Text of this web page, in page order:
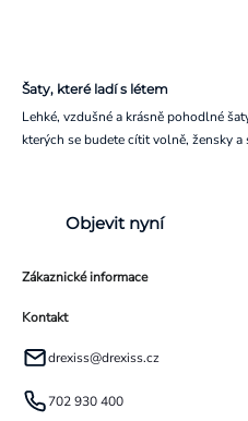
Šaty, které ladí s létem
Lehké, vzdušné a krásně pohodlné
kterých se budete cítit volně, žensky a
Objevit nyní
Zákaznické informace
Kontakt
drexiss@drexiss.cz
702 930 400